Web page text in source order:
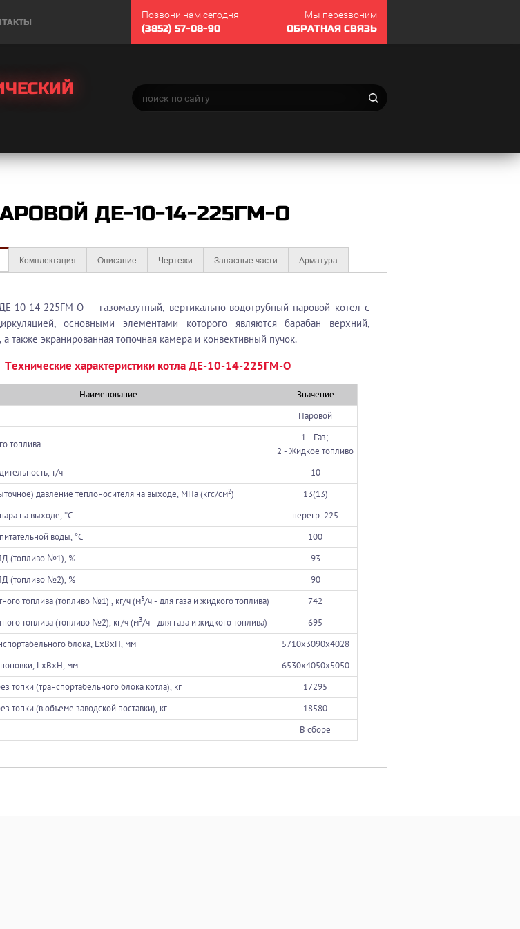
Позвони нам сегодня
(3852) 57-08-90
Мы перезвоним
ОБРАТНАЯ СВЯЗЬ
ДЕ-10-14-225ГМ-О
Комплектация Описание Чертежи Запасные части Арматура
10-14-225ГМ-О – газомазутный, вертикально-водотрубный паровой котел с
основными элементами которого являются барабан верхний,
также экранированная топочная камера и конвективный пучок.
Технические характеристики котла ДЕ-10-14-225ГМ-О
Наименование
Значение
Паровой
топлива
1 - Газ;
2 - Жидкое топливо
т/ч
10
давление теплоносителя на выходе, МПа (кгс/см2)
13(13)
на выходе, °С
перегр. 225
воды, °С
100
(топливо №1), %
93
(топливо №2), %
90
топлива (топливо №1) , кг/ч (м3/ч - для газа и жидкого топлива)
742
топлива (топливо №2), кг/ч (м3/ч - для газа и жидкого топлива)
695
блока, LxBxH, мм
5710х3090х4028
LxBxH, мм
6530х4050х5050
топки (транспортабельного блока котла), кг
17295
топки (в объеме заводской поставки), кг
18580
В сборе